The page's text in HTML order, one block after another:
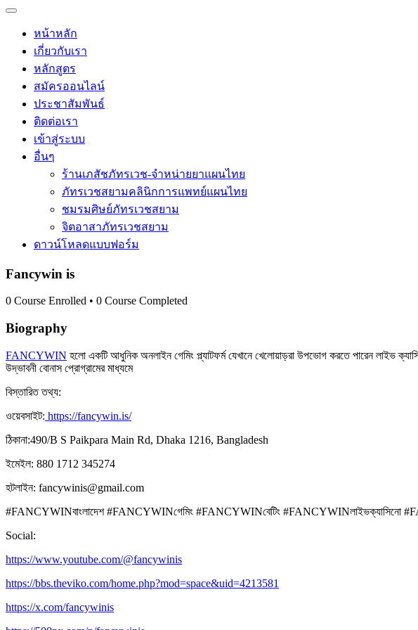
หน้าหลัก
เกี่ยวกับเรา
หลักสูตร
สมัครออนไลน์
ประชาสัมพันธ์
ติดต่อเรา
เข้าสู่ระบบ
อื่นๆ
ร้านเภสัชภัทรเวช-จำหน่ายยาแผนไทย
ภัทรเวชสยามคลินิกการแพทย์แผนไทย
ชมรมศิษย์ภัทรเวชสยาม
จิตอาสาภัทรเวชสยาม
ดาวน์โหลดแบบฟอร์ม
Fancywin is
0 Course Enrolled • 0 Course Completed
Biography
FANCYWIN হলো একটি আধুনিক অনলাইন গেমিং প্ল্যাটফর্ম যেখানে খেলোয়াড়রা উপভোগ করতে পারেন লাইভ
উদ্ভাবনী বোনাস প্রোগ্রামের মাধ্যমে
বিস্তারিত তথ্য:
ওয়েবসাইট: https://fancywin.is/
ঠিকানা:490/B S Paikpara Main Rd, Dhaka 1216, Bangladesh
ইমেইল: 880 1712 345274
হটলাইন: fancywinis@gmail.com
#FANCYWINবাংলাদেশ #FANCYWINগেমিং #FANCYWINবেটিং #FANCYWINলাইভক্যাসিনো
Social:
https://www.youtube.com/@fancywinis
https://bbs.theviko.com/home.php?mod=space&uid=4213581
https://x.com/fancywinis